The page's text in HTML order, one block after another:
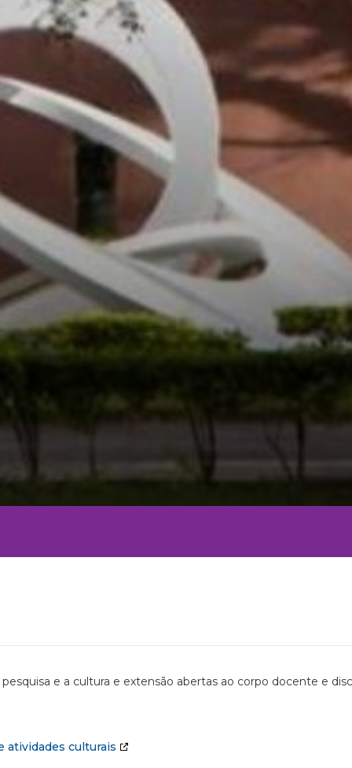
e a cultura e extensão abertas ao corpo docente e
atividades culturais